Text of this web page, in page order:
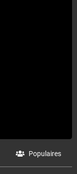
Populaires